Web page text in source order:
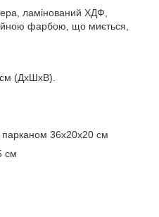
ламінований ХДФ,
фарбою, що миється,
(ДхШхВ).
парканом 36х20х20 см
см